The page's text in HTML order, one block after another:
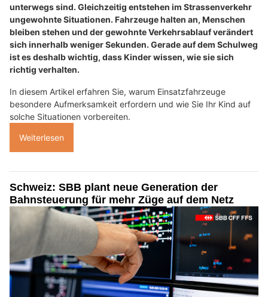
unterwegs sind. Gleichzeitig entstehen im Strassenverkehr
ungewohnte Situationen. Fahrzeuge halten an, Menschen
bleiben stehen und der gewohnte Verkehrsablauf verändert
sich innerhalb weniger Sekunden. Gerade auf dem Schulweg
ist es deshalb wichtig, dass Kinder wissen, wie sie sich
richtig verhalten.
In diesem Artikel erfahren Sie, warum Einsatzfahrzeuge
besondere Aufmerksamkeit erfordern und wie Sie Ihr Kind auf
solche Situationen vorbereiten.
Weiterlesen
Schweiz: SBB plant neue Generation der
Bahnsteuerung für mehr Züge auf dem Netz